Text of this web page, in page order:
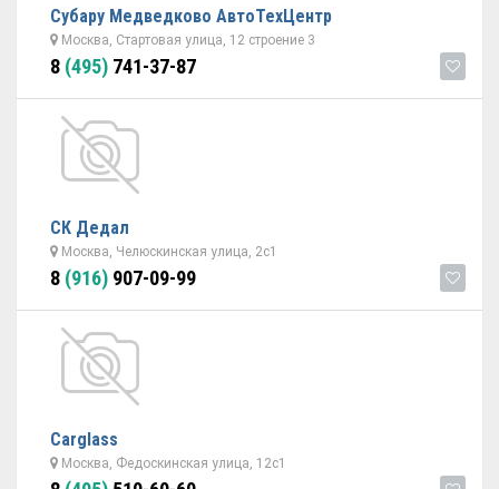
Субару Медведково АвтоТехЦентр
Москва, Стартовая улица, 12 строение 3
8 (495) 741-37-87
СК Дедал
Москва, Челюскинская улица, 2с1
8 (916) 907-09-99
Carglass
Москва, Федоскинская улица, 12с1